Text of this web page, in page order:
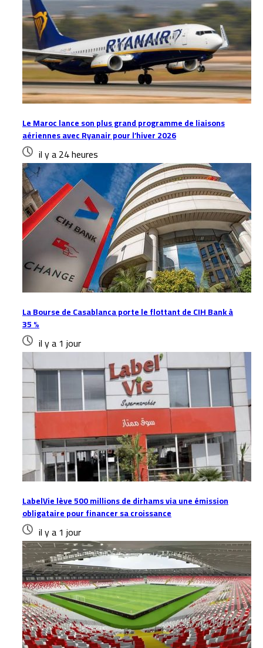
Le Maroc lance son plus grand programme de liaisons
aériennes avec Ryanair pour l’hiver 2026
il y a 24 heures
La Bourse de Casablanca porte le flottant de CIH Bank à
35 %
il y a 1 jour
LabelVie lève 500 millions de dirhams via une émission
obligataire pour financer sa croissance
il y a 1 jour